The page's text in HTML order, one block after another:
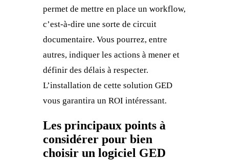
permet de mettre en place un workflow,
c’est-à-dire une sorte de circuit
documentaire. Vous pourrez, entre
autres, indiquer les actions à mener et
définir des délais à respecter.
L’installation de cette solution GED
vous garantira un ROI intéressant.
Les principaux points à
considérer pour bien
choisir un logiciel GED